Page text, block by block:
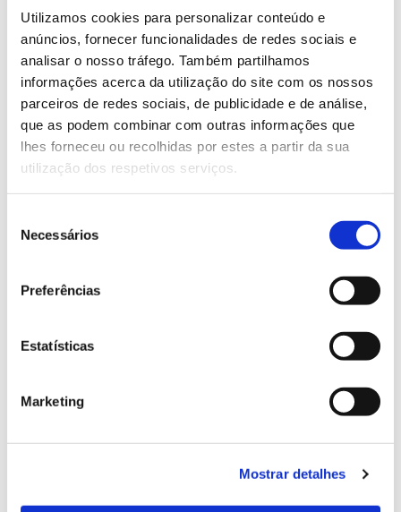
Utilizamos cookies para personalizar conteúdo e
anúncios, fornecer funcionalidades de redes sociais e
analisar o nosso tráfego. Também partilhamos
informações acerca da utilização do site com os nossos
parceiros de redes sociais, de publicidade e de análise,
que as podem combinar com outras informações que
lhes forneceu ou recolhidas por estes a partir da sua
utilização dos respetivos serviços.
Necessários
Preferências
Estatísticas
Marketing
Mostrar detalhes
eucalipto,
lódão-
bastardo,
medronheiro,
nogueira,
pinheiro-de-
Alepo,
pinheiro-
americano,
carvalho-roble,
castanheiro, cedro-
do-Buçaco,
cerejeira, cipreste-
comum, pinheiro-
bravo, sobreiro.
Candeeiros
americano,
cipreste-comum,
nogueira, pinheiro-
pinheiro-manso.